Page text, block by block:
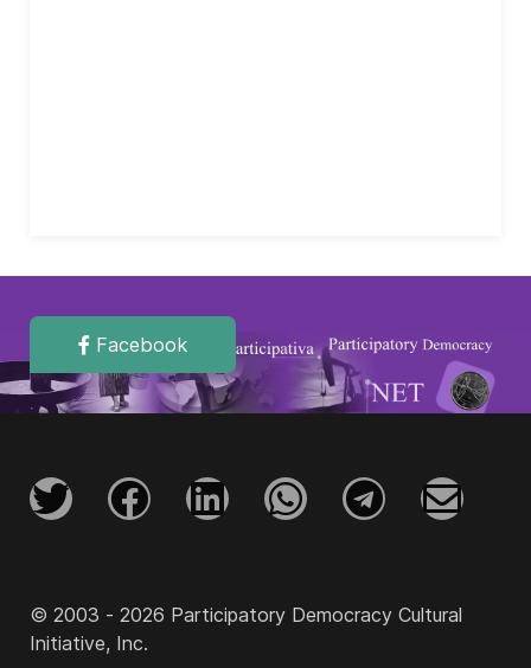
Facebook
© 2003 - 2026 Participatory Democracy Cultural
Initiative, Inc.